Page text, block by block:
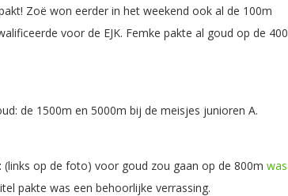
Zoë won eerder in het weekend ook al de 100m
voor de EJK. Femke pakte al goud op de 400
de 1500m en 5000m bij de meisjes junioren A.
(links op de foto) voor goud zou gaan op de 800m was
pakte was een behoorlijke verrassing.